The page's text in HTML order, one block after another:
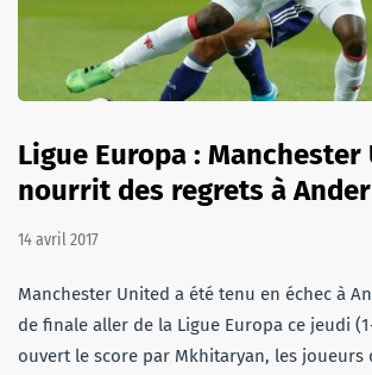
Ligue Europa : Manchester
nourrit des regrets à
14 avril 2017
Manchester United a été tenu en échec à
de finale aller de la Ligue Europa ce jeudi
ouvert le score par Mkhitaryan, les joueurs